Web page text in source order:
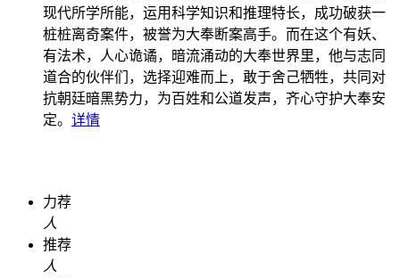
现代所学所能，运用科学知识和推理特长，成功破获一
桩桩离奇案件，被誉为大奉断案高手。而在这个有妖、
有法术，人心诡谲，暗流涌动的大奉世界里，他与志同
道合的伙伴们，选择迎难而上，敢于舍己牺牲，共同对
抗朝廷暗黑势力，为百姓和公道发声，齐心守护大奉安
定。 详情
力荐
人
推荐
人